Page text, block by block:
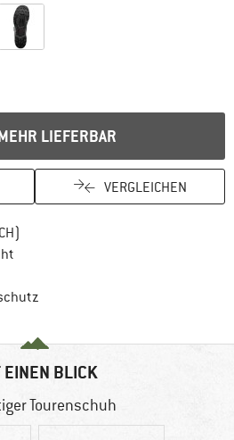
LIEFERBAR
VERGLEICHEN
die Zahlungs-Infos hier! Öffnet
EINEN BLICK
Tourenschuh